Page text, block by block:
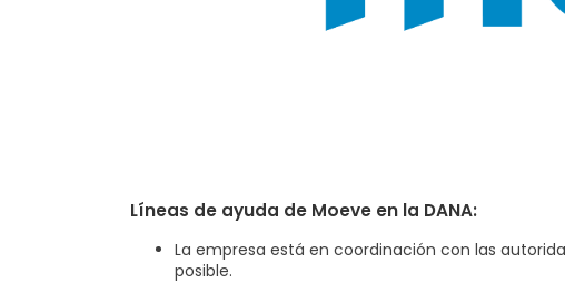
Líneas de ayuda de Moeve en la DANA:
La empresa está en coordinación con las
posible.